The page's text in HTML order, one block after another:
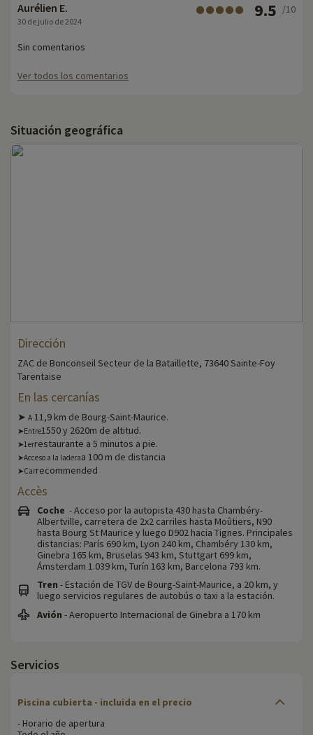
Aurélien E.
30 de julio de 2024
9.5 /10
Sin comentarios
Ver todos los comentarios
Situación geográfica
Dirección
ZAC de Bonconseil Secteur de la Bataillette, 73640 Sainte-Foy
Tarentaise
En las cercanías
➤ A 11,9 km de Bourg-Saint-Maurice.
➤Entre1550 y 2620m de altitud.
➤1errestaurante a 5 minutos a pie.
➤Acceso a la laderaa 100 m de distancia
➤Carrecommended
Accès
Coche - Acceso por la autopista 430 hasta Chambéry-
Albertville, carretera de 2x2 carriles hasta Moûtiers, N90
hasta Bourg St Maurice y luego D902 hacia Tignes. Principales
distancias: París 690 km, Lyon 240 km, Chambéry 130 km,
Ginebra 165 km, Bruselas 943 km, Stuttgart 699 km,
Ámsterdam 1.039 km, Turín 163 km, Barcelona 793 km.
Tren - Estación de TGV de Bourg-Saint-Maurice, a 20 km, y
luego servicios regulares de autobús o taxi a la estación.
Avión - Aeropuerto Internacional de Ginebra a 170 km
Servicios
Piscina cubierta - incluida en el precio
- Horario de apertura